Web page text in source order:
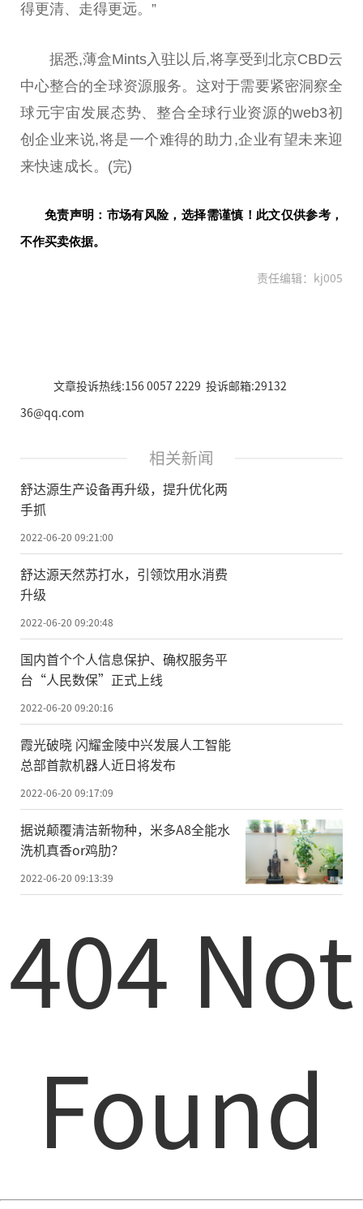
得更清、走得更远。”
据悉,薄盒Mints入驻以后,将享受到北京CBD云
中心整合的全球资源服务。这对于需要紧密洞察全
球元宇宙发展态势、整合全球行业资源的web3初
创企业来说,将是一个难得的助力,企业有望未来迎
来快速成长。(完)
免责声明：市场有风险，选择需谨慎！此文仅供参考，
不作买卖依据。
责任编辑：kj005
文章投诉热线:156 0057 2229 投诉邮箱:29132
36@qq.com
相关新闻
舒达源生产设备再升级，提升优化两
手抓
2022-06-20 09:21:00
舒达源天然苏打水，引领饮用水消费
升级
2022-06-20 09:20:48
国内首个个人信息保护、确权服务平
台“人民数保”正式上线
2022-06-20 09:20:16
霞光破晓 闪耀金陵中兴发展人工智能
总部首款机器人近日将发布
2022-06-20 09:17:09
据说颠覆清洁新物种，米多A8全能水
洗机真香or鸡肋？
2022-06-20 09:13:39
404 Not
Found